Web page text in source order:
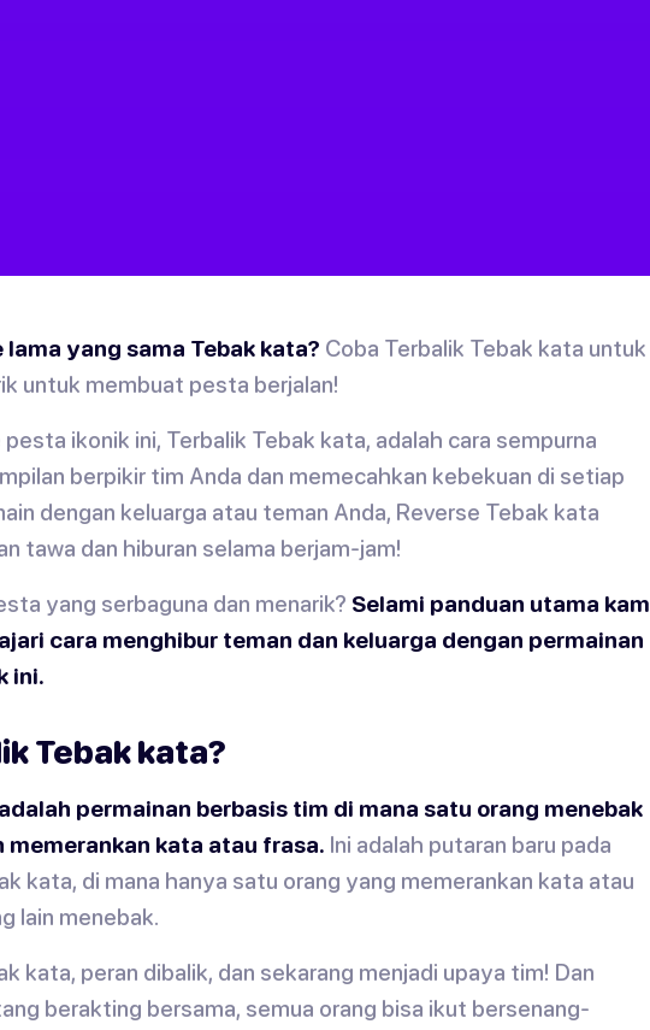
lama yang sama Tebak kata? Coba Terbalik Tebak kata untuk
untuk membuat pesta berjalan!
ikonik ini, Terbalik Tebak kata, adalah cara sempurna
berpikir tim Anda dan memecahkan kebekuan di setiap
dengan keluarga atau teman Anda, Reverse Tebak kata
tawa dan hiburan selama berjam-jam!
yang serbaguna dan menarik? Selami panduan utama kam
cara menghibur teman dan keluarga dengan permainan
ini.
Tebak kata?
permainan berbasis tim di mana satu orang menebak
memerankan kata atau frasa. Ini adalah putaran baru pada
kata, di mana hanya satu orang yang memerankan kata atau
lain menebak.
kata, peran dibalik, dan sekarang menjadi upaya tim! Dan
berakting bersama, semua orang bisa ikut bersenang-